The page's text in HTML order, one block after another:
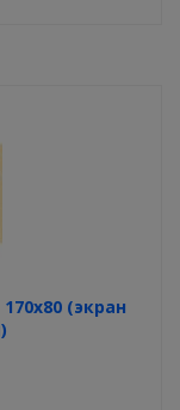
(экран